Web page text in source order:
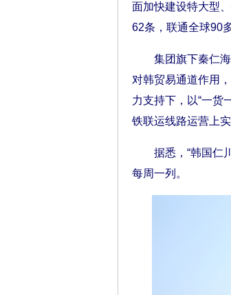
面加快建设特大型
62条，联通全球90
集团旗下秦仁海
对韩贸易通道作用
力支持下，以“一货
铁联运线路运营上
据悉，“韩国仁川
每周一列。